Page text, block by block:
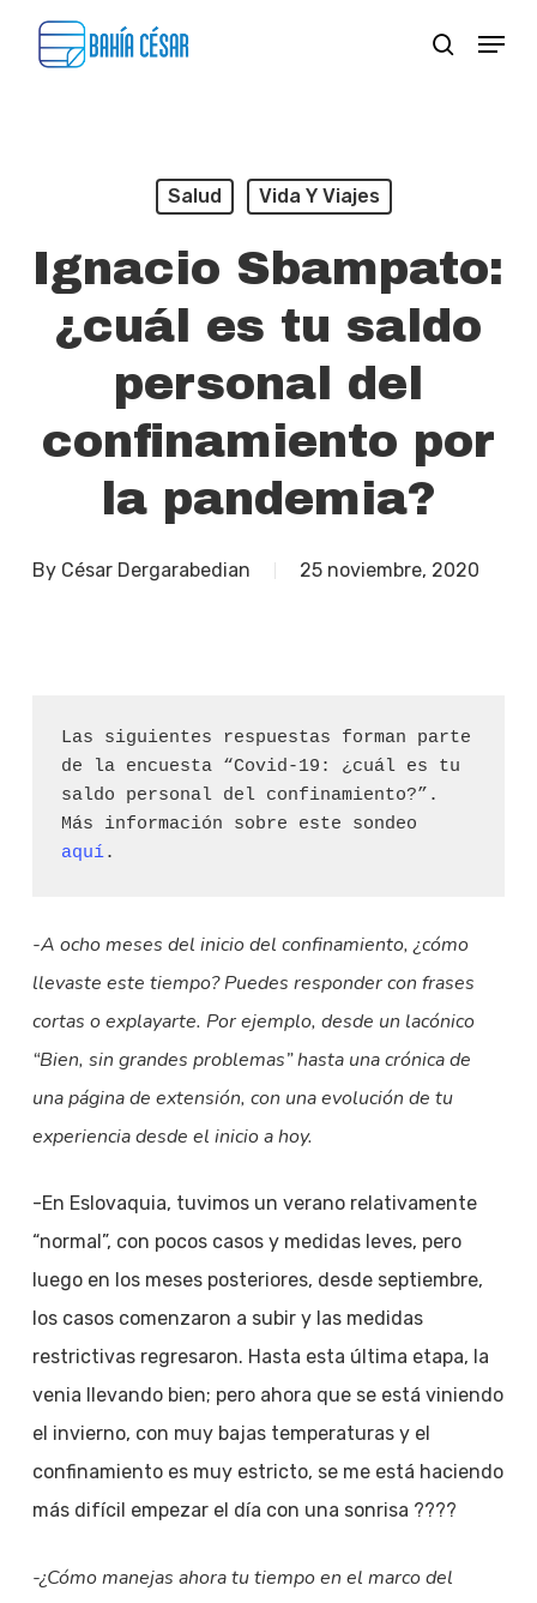
search
Menu
Salud Vida Y Viajes
Ignacio Sbampato:
¿cuál es tu saldo
personal del
confinamiento por
la pandemia?
By César Dergarabedian 25 noviembre, 2020
Las siguientes respuestas forman parte
de la encuesta “Covid-19: ¿cuál es tu
saldo personal del confinamiento?”.
aquí.
-A ocho meses del inicio del confinamiento, ¿cómo
llevaste este tiempo? Puedes responder con frases
cortas o explayarte. Por ejemplo, desde un lacónico
“Bien, sin grandes problemas” hasta una crónica de
una página de extensión, con una evolución de tu
experiencia desde el inicio a hoy.
-En Eslovaquia, tuvimos un verano relativamente
“normal”, con pocos casos y medidas leves, pero
luego en los meses posteriores, desde septiembre,
los casos comenzaron a subir y las medidas
restrictivas regresaron. Hasta esta última etapa, la
venia llevando bien; pero ahora que se está viniendo
el invierno, con muy bajas temperaturas y el
confinamiento es muy estricto, se me está haciendo
más difícil empezar el día con una sonrisa ????
-¿Cómo manejas ahora tu tiempo en el marco del